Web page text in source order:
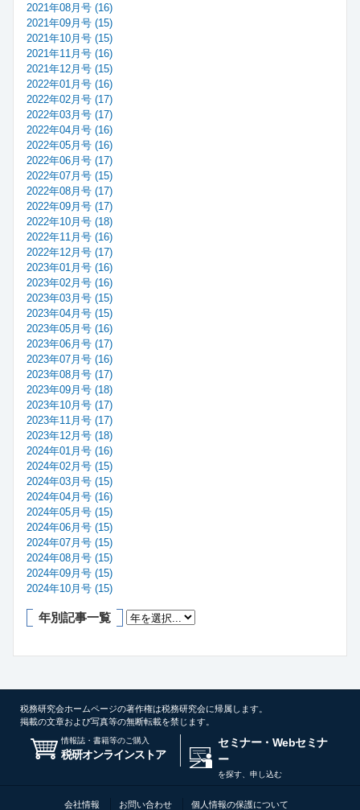
2021年08月号 (16)
2021年09月号 (15)
2021年10月号 (15)
2021年11月号 (16)
2021年12月号 (15)
2022年01月号 (16)
2022年02月号 (17)
2022年03月号 (17)
2022年04月号 (16)
2022年05月号 (16)
2022年06月号 (17)
2022年07月号 (15)
2022年08月号 (17)
2022年09月号 (17)
2022年10月号 (18)
2022年11月号 (16)
2022年12月号 (17)
2023年01月号 (16)
2023年02月号 (16)
2023年03月号 (15)
2023年04月号 (15)
2023年05月号 (16)
2023年06月号 (17)
2023年07月号 (16)
2023年08月号 (17)
2023年09月号 (18)
2023年10月号 (17)
2023年11月号 (17)
2023年12月号 (18)
2024年01月号 (16)
2024年02月号 (15)
2024年03月号 (15)
2024年04月号 (16)
2024年05月号 (15)
2024年06月号 (15)
2024年07月号 (15)
2024年08月号 (15)
2024年09月号 (15)
2024年10月号 (15)
年別記事一覧
税務研究会ホームページの著作権は税務研究会に帰属します。
掲載の文章および写真等の無断転載を禁じます。
情報誌・書籍等のご購入
税研オンラインストア
セミナー・Webセミナ
ー
を探す、申し込む
会社情報 お問い合わせ 個人情報の保護について